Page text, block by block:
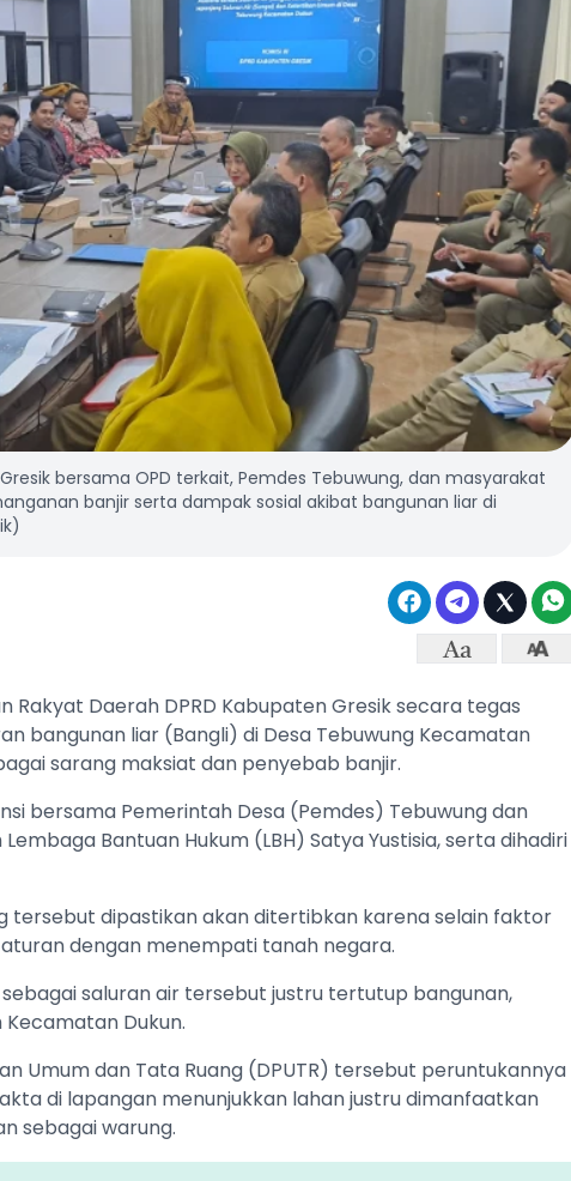
bersama OPD terkait, Pemdes Tebuwung, dan masyarakat
banjir serta dampak sosial akibat bangunan liar di
Rakyat Daerah DPRD Kabupaten Gresik secara tegas
bangunan liar (Bangli) di Desa Tebuwung Kecamatan
sarang maksiat dan penyebab banjir.
bersama Pemerintah Desa (Pemdes) Tebuwung dan
Bantuan Hukum (LBH) Satya Yustisia, serta dihadiri
tersebut dipastikan akan ditertibkan karena selain faktor
dengan menempati tanah negara.
saluran air tersebut justru tertutup bangunan,
Dukun.
Umum dan Tata Ruang (DPUTR) tersebut peruntukannya
di lapangan menunjukkan lahan justru dimanfaatkan
sebagai warung.